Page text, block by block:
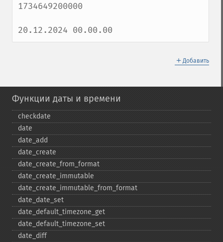
1734649200000
20.12.2024 00.00.00
＋ Добавить
Функции даты и времени
checkdate
date
date_​add
date_​create
date_​create_​from_​format
date_​create_​immutable
date_​create_​immutable_​from_​format
date_​date_​set
date_​default_​timezone_​get
date_​default_​timezone_​set
date_​diff